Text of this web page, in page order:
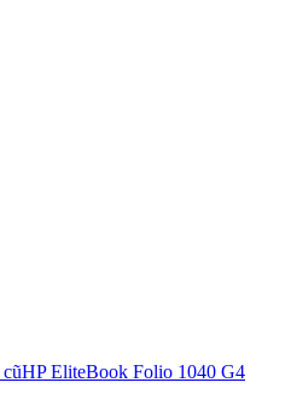
cũHP EliteBook Folio 1040 G4